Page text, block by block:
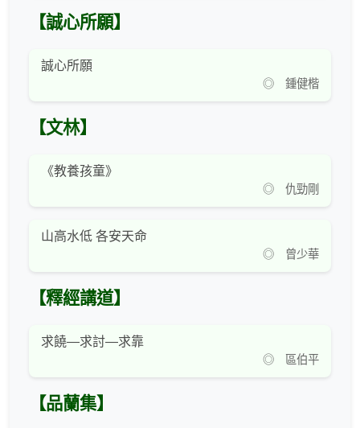
【誠心所願】
誠心所願
◎ 鍾健楷
【文林】
《教養孩童》
◎ 仇勁剛
山高水低 各安天命
◎ 曾少華
【釋經講道】
求饒—求討—求靠
◎ 區伯平
【品蘭集】